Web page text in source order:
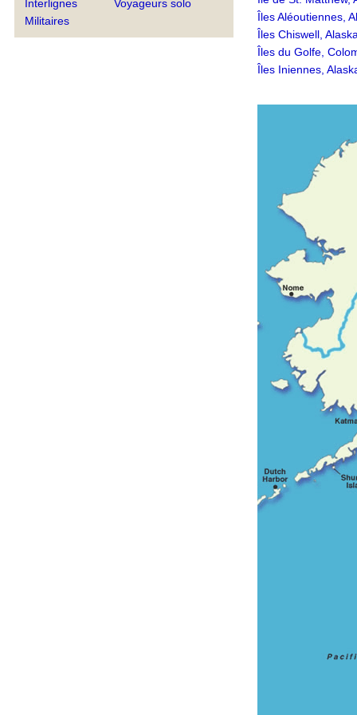
Interlignes
Militaires
Voyageurs solo
Îles Aléoutiennes,
Îles Chiswell,
Îles du Golfe,
Îles Iniennes,